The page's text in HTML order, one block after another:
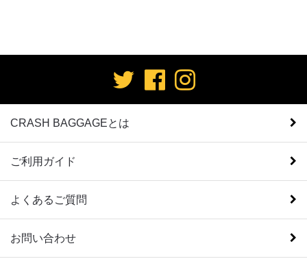
CRASH BAGGAGEとは
ご利用ガイド
よくあるご質問
お問い合わせ